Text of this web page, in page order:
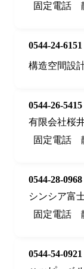
固定電話
0544-24-6151
構造空間設
0544-26-5415
有限会社桜
固定電話
0544-28-0968
シンシア富
固定電話
0544-54-0921